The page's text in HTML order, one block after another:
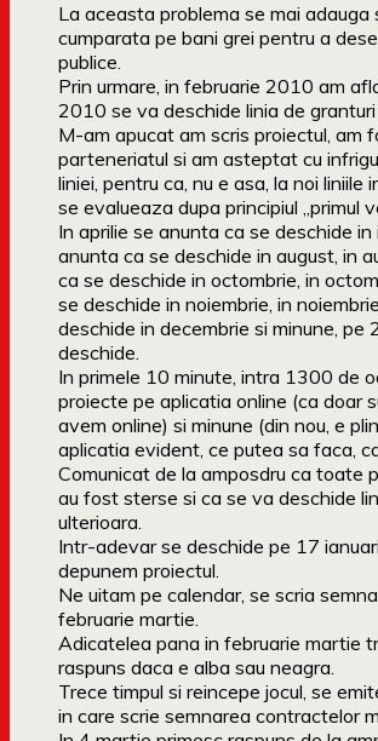
La aceasta problema se mai
cumparata pe bani grei pentru a
publice.
Prin urmare, in februarie 2010 am
2010 se va deschide linia de
M-am apucat am scris proiectul, am
parteneriatul si am asteptat cu
liniei, pentru ca, nu e asa, la noi liniile
se evalueaza dupa principiul „primul
In aprilie se anunta ca se deschide in
anunta ca se deschide in august, in
ca se deschide in octombrie, in
se deschide in noiembrie, in
deschide in decembrie si minune, pe
deschide.
In primele 10 minute, intra 1300 de
proiecte pe aplicatia online (ca doar
avem online) si minune (din nou, e
aplicatia evident, ce putea sa faca,
Comunicat de la amposdru ca toate
au fost sterse si ca se va deschide
ulterioara.
Intr-adevar se deschide pe 17
depunem proiectul.
Ne uitam pe calendar, se scria
februarie martie.
Adicatelea pana in februarie martie
raspuns daca e alba sau neagra.
Trece timpul si reincepe jocul, se
in care scrie semnarea contractelor